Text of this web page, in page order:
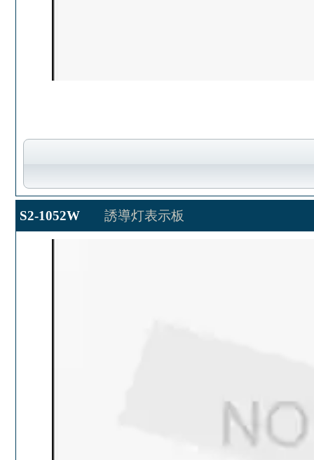
S2-1052W 誘導灯表示板